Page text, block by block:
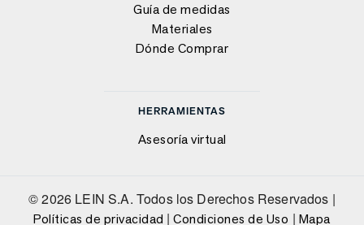
Guía de medidas
Materiales
Dónde Comprar
HERRAMIENTAS
Asesoría virtual
© 2026 LEIN S.A. Todos los Derechos Reservados |
Políticas de privacidad |Condiciones de Uso | Mapa